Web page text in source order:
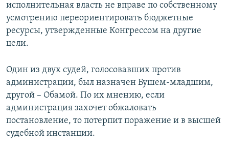
исполнительная власть не вправе по собственному
усмотрению переориентировать бюджетные
ресурсы, утвержденные Конгрессом на другие
цели.
Один из двух судей, голосовавших против
администрации, был назначен Бушем-младшим,
другой – Обамой. По их мнению, если
администрация захочет обжаловать
постановление, то потерпит поражение и в высшей
судебной инстанции.